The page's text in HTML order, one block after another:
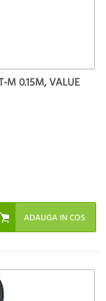
M 0.15M, VALUE